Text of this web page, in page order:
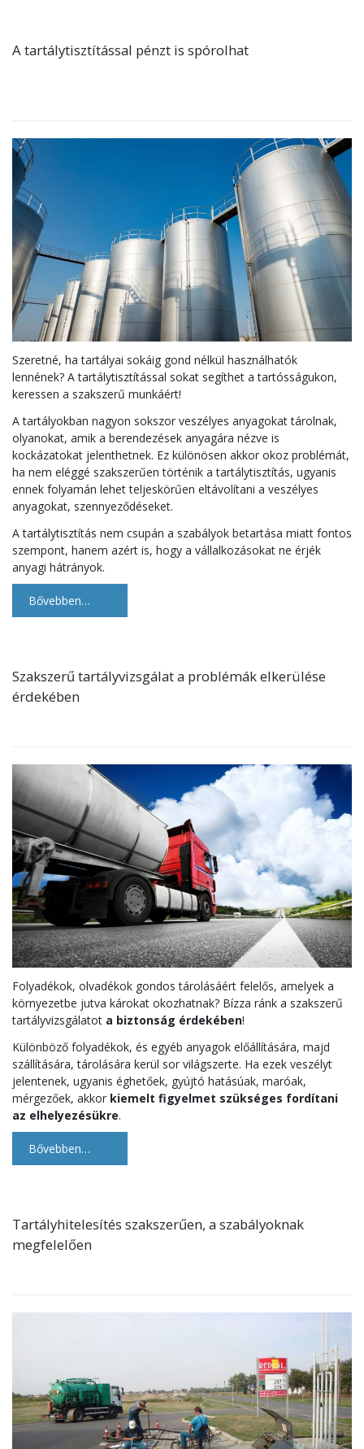
A tartálytisztítással pénzt is spórolhat
Szeretné, ha tartályai sokáig gond nélkül használhatók
lennének? A tartálytisztítással sokat segíthet a tartósságukon,
keressen a szakszerű munkáért!
A tartályokban nagyon sokszor veszélyes anyagokat tárolnak,
olyanokat, amik a berendezések anyagára nézve is
kockázatokat jelenthetnek. Ez különösen akkor okoz problémát,
ha nem eléggé szakszerűen történik a tartálytisztítás, ugyanis
ennek folyamán lehet teljeskörűen eltávolítani a veszélyes
anyagokat, szennyeződéseket.
A tartálytisztítás nem csupán a szabályok betartása miatt fontos
szempont, hanem azért is, hogy a vállalkozásokat ne érjék
anyagi hátrányok.
Bővebben…
Szakszerű tartályvizsgálat a problémák elkerülése
érdekében
Folyadékok, olvadékok gondos tárolásáért felelős, amelyek a
környezetbe jutva károkat okozhatnak? Bízza ránk a szakszerű
tartályvizsgálatot a biztonság érdekében!
Különböző folyadékok, és egyéb anyagok előállítására, majd
szállítására, tárolására kerül sor világszerte. Ha ezek veszélyt
jelentenek, ugyanis éghetőek, gyújtó hatásúak, maróak,
mérgezőek, akkor kiemelt figyelmet szükséges fordítani
az elhelyezésükre.
Bővebben…
Tartályhitelesítés szakszerűen, a szabályoknak
megfelelően